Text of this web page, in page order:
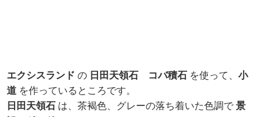
エクシスランドの 日田天領石 コバ積石 を使って、小
道 を作っているところです。
日田天領石 は、茶褐色、グレーの落ち着いた色調で景